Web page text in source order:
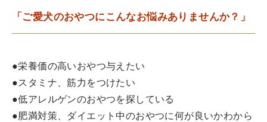
「ご愛犬のおやつにこんなお悩みありませんか？」
●栄養価の高いおやつ与えたい
●スタミナ、筋力をつけたい
●低アレルゲンのおやつを探している
●肥満対策、ダイエット中のおやつに何が良いかわから